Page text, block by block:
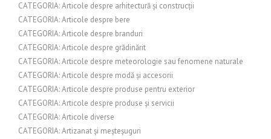
CATEGORIA: Articole despre arhitectură și construcții
CATEGORIA: Articole despre bere
CATEGORIA: Articole despre branduri
CATEGORIA: Articole despre grădinărit
CATEGORIA: Articole despre meteorologie sau fenomene naturale
CATEGORIA: Articole despre modă și accesorii
CATEGORIA: Articole despre produse pentru exterior
CATEGORIA: Articole despre produse și servicii
CATEGORIA: Articole diverse
CATEGORIA: Artizanat și meșteșuguri